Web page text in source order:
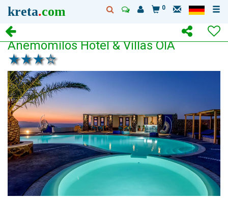
kreta.com 0
Anemomilos Hotel & Villas OIA